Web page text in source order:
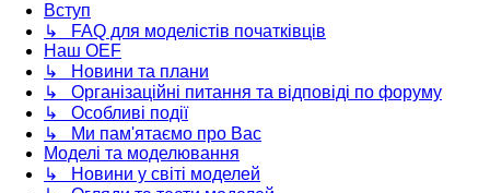
Вступ
↳ FAQ для моделістів початківців
Наш OEF
↳ Новини та плани
↳ Організаційні питання та відповіді по форуму
↳ Особливі події
↳ Ми пам'ятаємо про Вас
Моделі та моделювання
↳ Новини у світі моделей